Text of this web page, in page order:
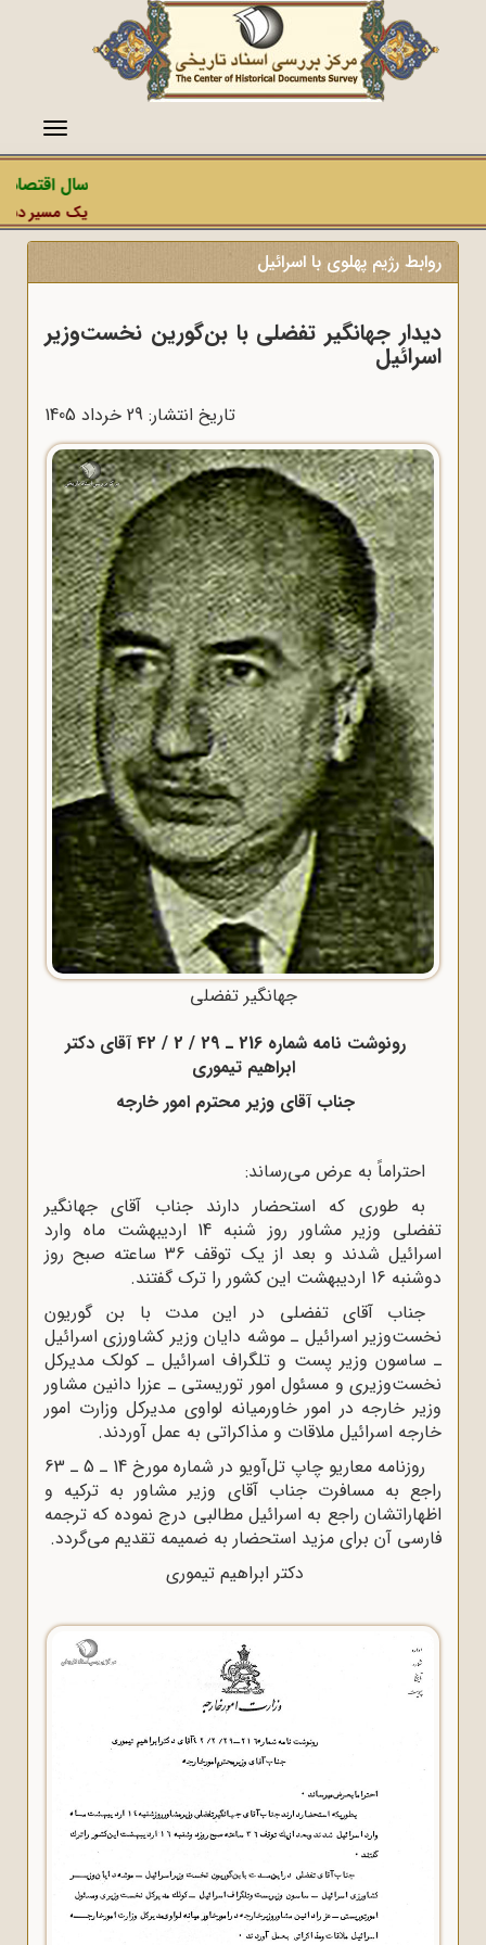
منو
سال
یک مسیر
روابط رژیم پهلوی با اسرائیل
دیدار جهانگیر تفضلی با بن‌گورین نخست‌وزیر
اسرائیل
تاریخ انتشار: 29 خرداد 1405
جهانگیر تفضلی
رونوشت نامه شماره 216 ـ 29 / 2 / 42 آقای دکتر
ابراهیم تیموری
جناب آقای وزیر محترم امور خارجه
احتراماً به عرض می‌رساند:
به طوری که استحضار دارند جناب آقای جهانگیر
تفضلی وزیر مشاور روز شنبه 14 اردیبهشت ماه وارد
اسرائیل شدند و بعد از یک توقف 36 ساعته صبح روز
دوشنبه 16 اردیبهشت این کشور را ترک گفتند.
جناب آقای تفضلی در این مدت با بن گوریون
نخست‌وزیر اسرائیل ـ موشه دایان وزیر کشاورزی اسرائیل
ـ ساسون وزیر پست و تلگراف اسرائیل ـ کولک مدیرکل
نخست‌وزیری و مسئول امور توریستی ـ عزرا دانین مشاور
وزیر خارجه در امور خاورمیانه لواوی مدیرکل وزارت امور
خارجه اسرائیل ملاقات و مذاکراتی به عمل آوردند.
روزنامه معاریو چاپ تل‌آویو در شماره مورخ 14 ـ 5 ـ 63
راجع به مسافرت جناب آقای وزیر مشاور به ترکیه و
اظهاراتشان راجع به اسرائیل مطالبی درج نموده که ترجمه
فارسی آن برای مزید استحضار به ضمیمه تقدیم می‌گردد.
دکتر ابراهیم تیموری